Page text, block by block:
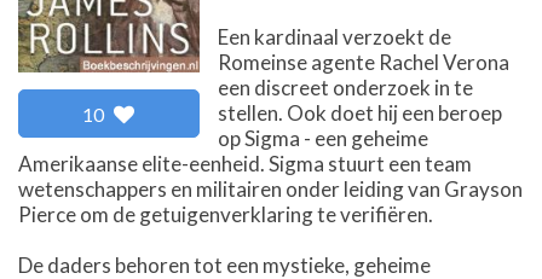
10
Een kardinaal verzoekt de
Romeinse agente Rachel Verona
een discreet onderzoek in te
stellen. Ook doet hij een beroep
op Sigma - een geheime
Amerikaanse elite-eenheid. Sigma stuurt een team
wetenschappers en militairen onder leiding van Grayson
Pierce om de getuigenverklaring te verifiëren.
De daders behoren tot een mystieke, geheime